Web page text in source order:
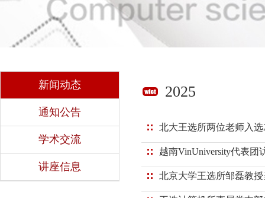
2025
北大王选所两位老师入
越南VinUniversity代表团
北京大学王选所邹磊教
新闻动态
通知公告
学术交流
讲座信息